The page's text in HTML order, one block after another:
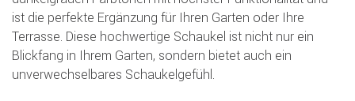
ist die perfekte Ergänzung für Ihren Garten oder Ihre
Terrasse. Diese hochwertige Schaukel ist nicht nur ein
Blickfang in Ihrem Garten, sondern bietet auch ein
unverwechselbares Schaukelgefühl.